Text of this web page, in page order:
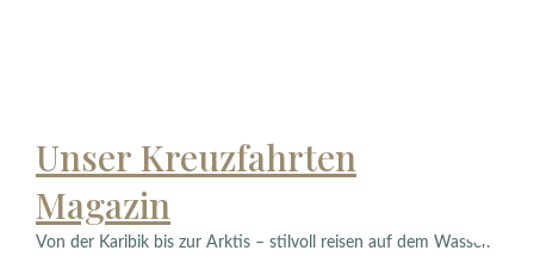
Unser Kreuzfahrten
Magazin
Von der Karibik bis zur Arktis – stilvoll reisen auf dem Wasser.